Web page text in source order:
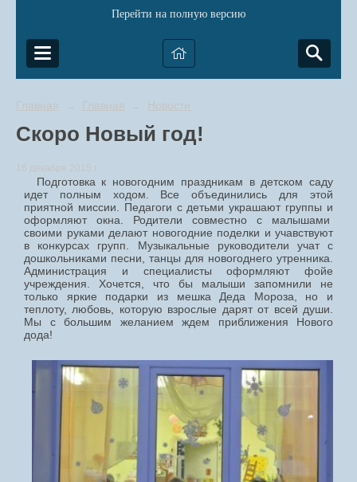
Перейти на полную версию
Главная → Главная → Новости
Скоро Новый год!
16 декабря 2015 г.
Подготовка к новогодним праздникам в детском саду
идет полным ходом. Все объединились для этой
приятной миссии. Педагоги с детьми украшают группы и
оформляют окна. Родители совместно с малышами
своими руками делают новогодние поделки и учавствуют
в конкурсах групп. Музыкальные руководители учат с
дошкольниками песни, танцы для новогоднего утренника.
Администрация и специалисты оформляют фойе
учреждения. Хочется, что бы малыши запомнили не
только яркие подарки из мешка Деда Мороза, но и
теплоту, любовь, которую взрослые дарят от всей души.
Мы с большим желанием ждем приближения Нового
дода!